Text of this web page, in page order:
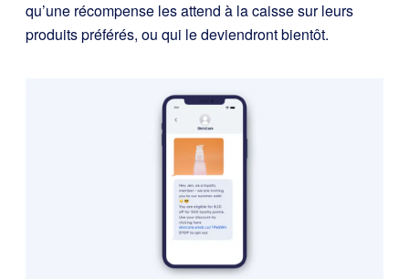
qu’une récompense les attend à la caisse sur leurs
produits préférés, ou qui le deviendront bientôt.